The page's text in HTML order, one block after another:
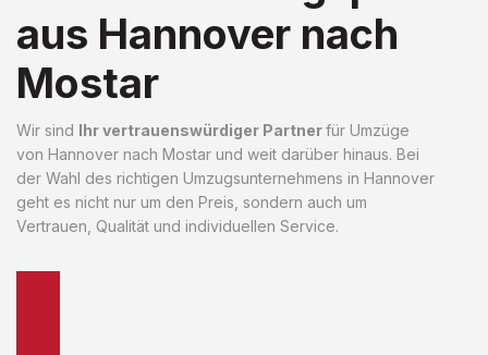
aus Hannover nach
Mostar
Wir sind Ihr vertrauenswürdiger Partnerfür Umzüge
von Hannover nach Mostar und weit darüber hinaus. Bei
der Wahl des richtigen Umzugsunternehmens in Hannover
geht es nicht nur um den Preis, sondern auch um
Vertrauen, Qualität und individuellen Service.